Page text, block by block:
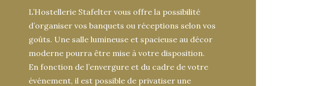
L’Hostellerie Stafelter vous offre la possibilité
d’organiser vos banquets ou réceptions selon vos
goûts. Une salle lumineuse et spacieuse au décor
moderne pourra être mise à votre disposition.
En fonction de l’envergure et du cadre de votre
événement, il est possible de privatiser une